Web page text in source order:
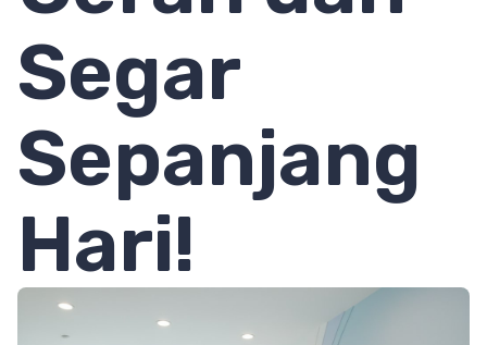
Segar
Sepanjang
Hari!